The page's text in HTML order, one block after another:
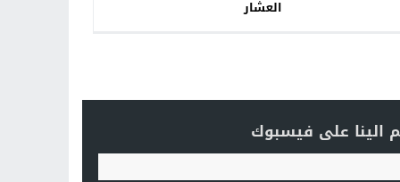
العشار
الينا على فيسبوك